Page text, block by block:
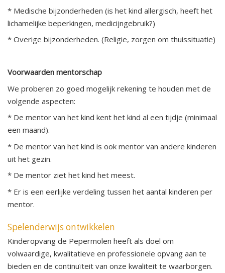
* Medische bijzonderheden (is het kind allergisch, heeft het
lichamelijke beperkingen, medicijngebruik?)
* Overige bijzonderheden. (Religie, zorgen om thuissituatie)
Voorwaarden mentorschap
We proberen zo goed mogelijk rekening te houden met de
volgende aspecten:
* De mentor van het kind kent het kind al een tijdje (minimaal
een maand).
* De mentor van het kind is ook mentor van andere kinderen
uit het gezin.
* De mentor ziet het kind het meest.
* Er is een eerlijke verdeling tussen het aantal kinderen per
mentor.
Spelenderwijs ontwikkelen
Kinderopvang de Pepermolen heeft als doel om
volwaardige, kwalitatieve en professionele opvang aan te
bieden en de continuïteit van onze kwaliteit te waarborgen.